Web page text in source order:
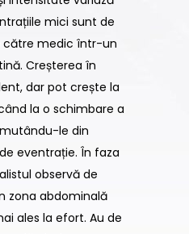
mici sunt de
medic într-un
Creșterea în
dar pot crește la
la o schimbare a
le din
eventrație. În faza
observă de
zona abdominală
ales la efort. Au de